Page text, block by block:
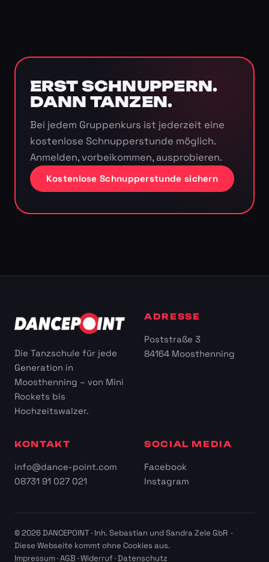
ERST SCHNUPPERN.
DANN TANZEN.
Bei jedem Gruppenkurs ist jederzeit eine
kostenlose Schnupperstunde möglich.
Anmelden, vorbeikommen, ausprobieren.
Kostenlose Schnupperstunde sichern
Die Tanzschule für jede
Generation in
Moosthenning – von Mini
Rockets bis
Hochzeitswalzer.
ADRESSE
Poststraße 3
84164 Moosthenning
KONTAKT
info@dance-point.com
08731 91 027 021
SOCIAL MEDIA
Facebook
Instagram
© 2026 DANCEPOINT · Inh. Sebastian und Sandra Zele GbR ·
Diese Webseite kommt ohne Cookies aus.
Impressum·AGB ·Widerruf·Datenschutz